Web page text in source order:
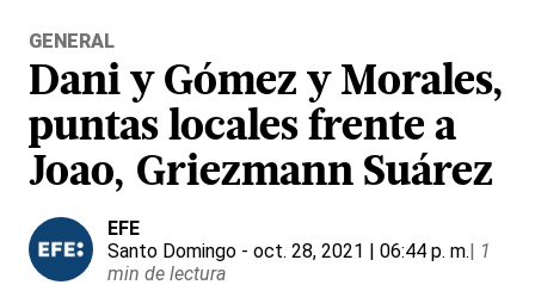
GENERAL
Dani y Gómez y Morales,
puntas locales frente a
Joao, Griezmann Suárez
EFE
Santo Domingo - oct. 28, 2021 | 06:44 p. m.| 1
min de lectura